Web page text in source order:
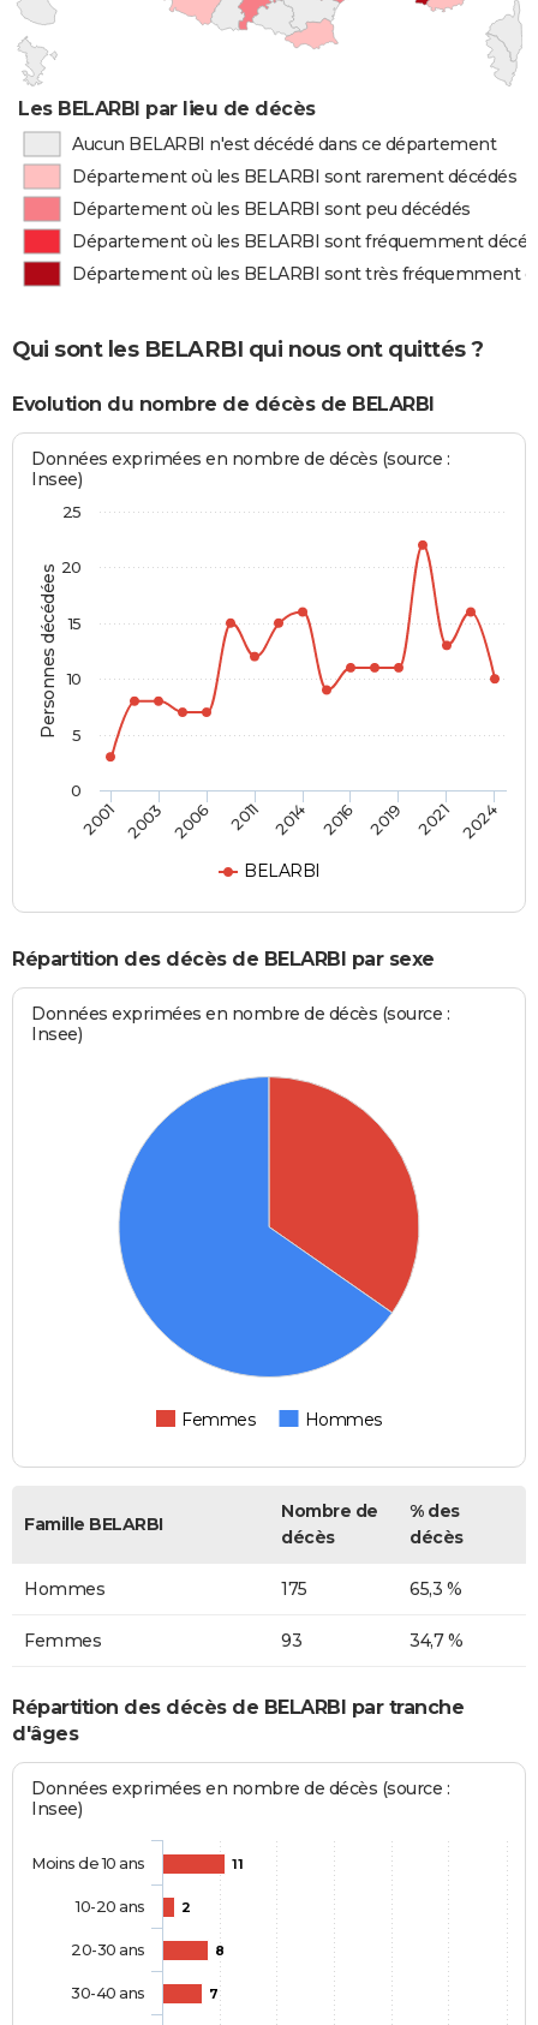
Les BELARBI par lieu de décès
Aucun BELARBI n'est décédé dans ce département
Département où les BELARBI sont rarement décédés
Département où les BELARBI sont peu décédés
Département où les BELARBI sont fréquemment
Département où les BELARBI sont très fréquemment
Qui sont les BELARBI qui nous ont quittés ?
Evolution du nombre de décès de BELARBI
Personnes décédées
Données exprimées en nombre de décès (source :
Insee)
BELARBI
2001 2003 2006 2011 2014 2016 2019 2021 2024
0
5
10
15
20
25
Répartition des décès de BELARBI par sexe
Données exprimées en nombre de décès (source :
Insee)
Femmes Hommes
Famille BELARBI
Nombre de
décès
% des
décès
Hommes 175 65,3 %
Femmes 93 34,7 %
Répartition des décès de BELARBI par tranche
d'âges
Données exprimées en nombre de décès (source :
Insee)
11
2
8
7
Moins de 10 ans
10-20 ans
20-30 ans
30-40 ans